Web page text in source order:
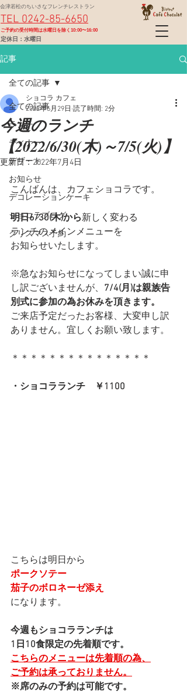
定休日：水曜日
TEL 0242-85-6650
会津若松のちいさなフレンチレストラン
​ご予約の受付時間は水曜日を除く10:00〜16:00
記事
全ての記事
ランチ
ディナー
デザート
お知らせ
デコレーションケーキ
ショコラブログ
クリスマス予約
全ての記事
今週のランチ
【2022/6/30(木)～7/5(火)】
ショコラ カフェ
2022年6月29日 読了時間: 2分
更新日：2022年7月4日
こんばんは、カフェショコラです。
明日6/30(木)から新しく変わる
ランチのメインメニューを
お知らせいたします。
※急なお知らせになってしまい誠に申
し訳ございませんが、 7/4(月)は親族告
別式に参加の為お休みを頂きます。
ご来店予定だったお客様、大変申し訳
ありません。宜しくお願い致します。
＊＊＊＊＊＊＊＊＊＊＊＊＊＊＊
・ショコラランチ　￥1100
こちらは明日から
ポークソテー
茄子のボロネーゼ添え
になります。
今週もショコラランチは
1日10食限定の先着順です。
こちらのメニューは先着順の為、
ご予約は承っておりません。
※席のみの予約は可能です。